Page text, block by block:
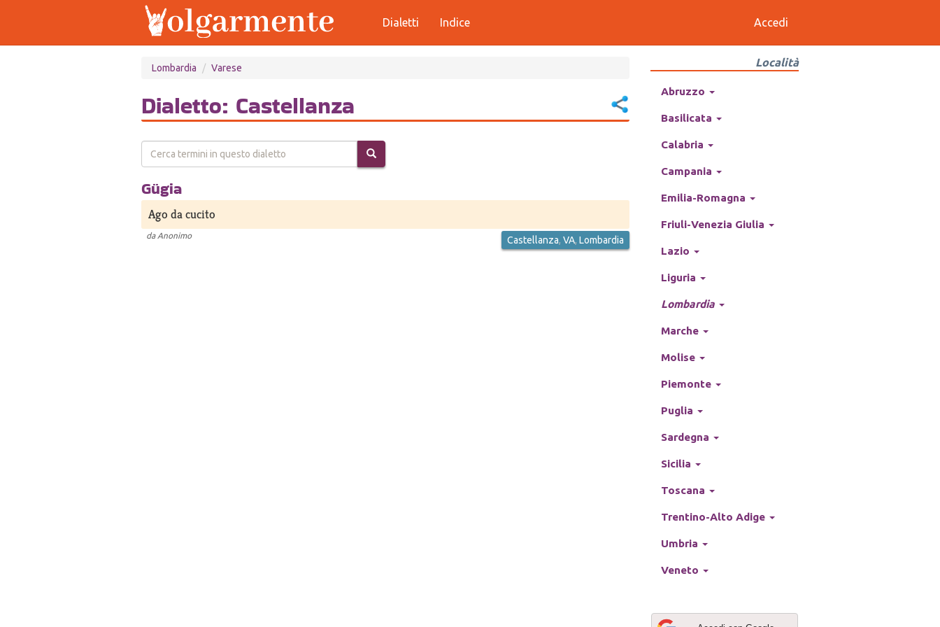
Dialetti Indice Accedi
Lombardia Varese
Dialetto: Castellanza
Gügia
Ago da cucito
da Anonimo Castellanza, VA, Lombardia
Località
Abruzzo
Basilicata
Calabria
Campania
Emilia-Romagna
Friuli-Venezia Giulia
Lazio
Liguria
Lombardia
Marche
Molise
Piemonte
Puglia
Sardegna
Sicilia
Toscana
Trentino-Alto Adige
Umbria
Veneto